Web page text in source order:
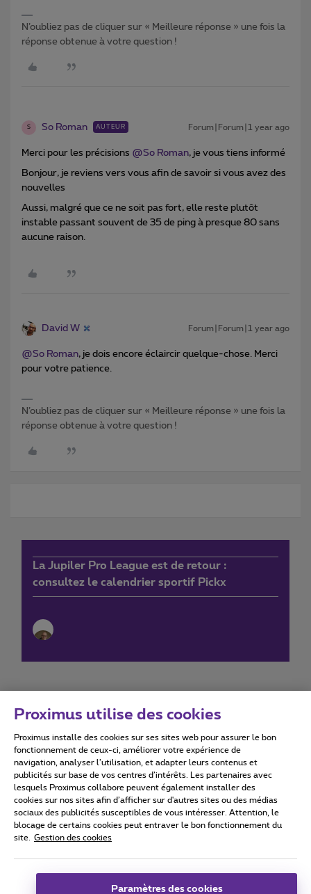
N’oubliez pas de cliquer sur « Meilleure réponse » une fois la
réponse obtenue à votre question !
S So Roman AUTEUR Forum|Forum|1 year ago
Merci pour les précisions ​ @So Roman, je vous tiens informé
Bonjour, je reviens vers vous afin de savoir si vous avez des
nouvelles
Aussi, malgré que ce ne soit pas fort, elle reste plutôt
instable passant souvent de 35 de ping à presque 80 sans
aucune raison.
David W Forum|Forum|1 year ago
@So Roman, je dois encore éclaircir quelque-chose. Merci
pour votre patience.
N’oubliez pas de cliquer sur « Meilleure réponse » une fois la
réponse obtenue à votre question !
La Jupiler Pro League est de retour :
consultez le calendrier sportif Pickx
Conditions d'utilisation Accessibility statement
Tous droits réservés. © 2026 Proximus
Conditions générales, info consommateur
Coordonnées de l’entreprise
Proximus utilise des cookies
Proximus installe des cookies sur ses sites web pour assurer le bon
fonctionnement de ceux-ci, améliorer votre expérience de
navigation, analyser l’utilisation, et adapter leurs contenus et
publicités sur base de vos centres d’intérêts. Les partenaires avec
lesquels Proximus collabore peuvent également installer des
cookies sur nos sites afin d’afficher sur d'autres sites ou des médias
sociaux des publicités susceptibles de vous intéresser. Attention, le
blocage de certains cookies peut entraver le bon fonctionnement du
site.
Gestion des cookies
Paramètres des cookies